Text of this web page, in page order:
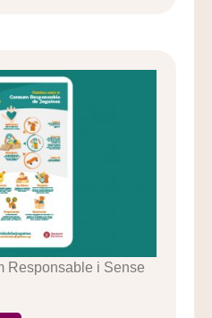
Responsable i Sense